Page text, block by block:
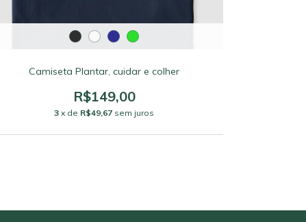
Camiseta Plantar, cuidar e colher
R$149,00
3 x de R$49,67 sem juros